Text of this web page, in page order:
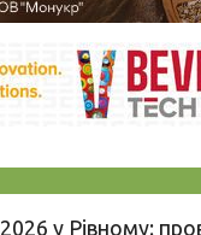
у Рівному: